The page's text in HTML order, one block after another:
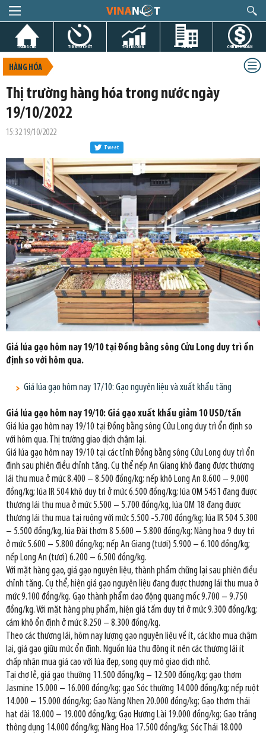
TRANG CHỦ TIN GIỜ CHÓT THỊ TRƯỜNG DỰ ÁN CHỨNG KHOÁN
HÀNG HÓA
Thị trường hàng hóa trong nước ngày
19/10/2022
15:32 19/10/2022
Tweet
Giá lúa gạo hôm nay 19/10 tại Đồng bằng sông Cửu Long duy trì ổn
định so với hôm qua.
Giá lúa gạo hôm nay 17/10: Gạo nguyên liệu và xuất khẩu tăng
Giá lúa gạo hôm nay 19/10: Giá gạo xuất khẩu giảm 10 USD/tấn
Giá lúa gạo hôm nay 19/10 tại Đồng bằng sông Cửu Long duy trì ổn định so
với hôm qua. Thị trường giao dịch chậm lại.
Giá lúa gạo hôm nay 19/10 tại các tỉnh Đồng bằng sông Cửu Long duy trì ổn
định sau phiên điều chỉnh tăng. Cụ thể nếp An Giang khô đang được thương
lái thu mua ở mức 8.400 – 8.500 đồng/kg; nếp khô Long An 8.600 – 9.000
đồng/kg; lúa IR 504 khô duy trì ở mức 6.500 đồng/kg; lúa OM 5451 đang được
thương lái thu mua ở mức 5.500 – 5.700 đồng/kg, lúa OM 18 đang được
thương lái thu mua tại ruộng với mức 5.500 -5.700 đồng/kg; lúa IR 504 5.300
– 5.500 đồng/kg, lúa Đài thơm 8 5.600 – 5.800 đồng/kg; Nàng hoa 9 duy trì
ở mức 5.600 – 5.800 đồng/kg; nếp An Giang (tươi) 5.900 – 6.100 đồng/kg;
nếp Long An (tươi) 6.200 – 6.500 đồng/kg.
Với mặt hàng gạo, giá gạo nguyên liệu, thành phẩm chững lại sau phiên điều
chỉnh tăng. Cụ thể, hiện giá gạo nguyên liệu đang được thương lái thu mua ở
mức 9.100 đồng/kg. Gạo thành phẩm dao động quang mốc 9.700 – 9.750
đồng/kg. Với mặt hàng phụ phẩm, hiện giá tấm duy trì ở mức 9.300 đồng/kg;
cám khô ổn định ở mức 8.250 – 8.300 đồng/kg.
Theo các thương lái, hôm nay lượng gạo nguyên liệu về ít, các kho mua chậm
lại, giá gạo giữu mức ổn định. Nguồn lúa thu đông ít nên các thương lái ít
chấp nhận mua giá cao với lúa đẹp, song quy mô giao dịch nhỏ.
Tại chợ lẻ, giá gạo thường 11.500 đồng/kg – 12.500 đồng/kg; gạo thơm
Jasmine 15.000 – 16.000 đồng/kg; gạo Sóc thường 14.000 đồng/kg; nếp ruột
14.000 – 15.000 đồng/kg; Gạo Nàng Nhen 20.000 đồng/kg; Gạo thơm thái
hạt dài 18.000 – 19.000 đồng/kg; Gạo Hương Lài 19.000 đồng/kg; Gạo trắng
thông dụng 14.000 đồng/kg; Nàng Hoa 17.500 đồng/kg; Sóc Thái 18.000